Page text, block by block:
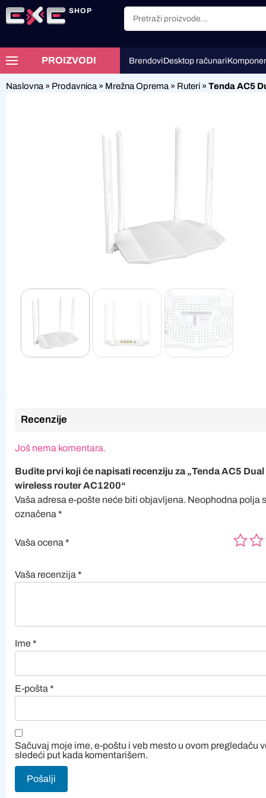
SHOP
PROIZVODI BrendoviDesktop računari
Naslovna » Prodavnica » Mrežna Oprema » Ruteri » Tenda AC5
Recenzije
Još nema komentara.
Budite prvi koji će napisati recenziju za „Tenda AC5
wireless router AC1200“
Vaša adresa e-pošte neće biti objavljena. Neophodna polja
označena *
Vaša ocena *
Vaša recenzija *
Ime*
E-pošta *
Sačuvaj moje ime, e-poštu i veb mesto u ovom pregledaču
sledeći put kada komentarišem.